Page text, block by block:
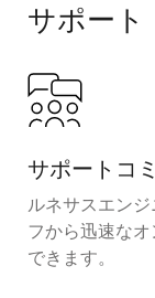
サポート
サポートコ
ルネサスエン
フから迅速な
できます。